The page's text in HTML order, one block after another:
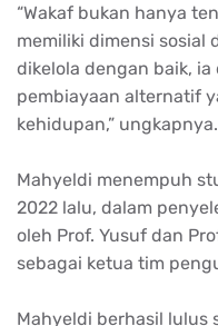
“Wakaf bukan hanya
memiliki dimensi sosial
dikelola dengan baik,
pembiayaan alternatif
kehidupan,” ungkapnya.
Mahyeldi menempuh
2022 lalu, dalam
oleh Prof. Yusuf dan
sebagai ketua tim
Mahyeldi berhasil lulus